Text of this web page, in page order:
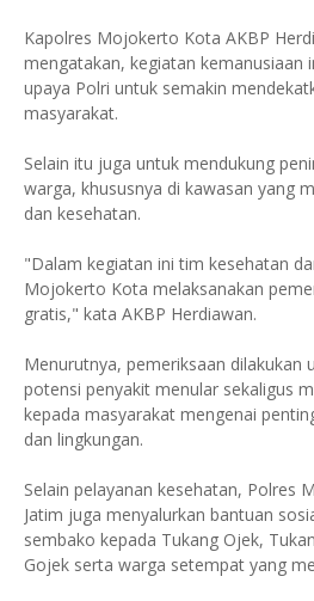
Kapolres Mojokerto Kota AKBP
mengatakan, kegiatan kemanusiaan
upaya Polri untuk semakin
masyarakat.
Selain itu juga untuk mendukung
warga, khususnya di kawasan yang
dan kesehatan.
"Dalam kegiatan ini tim kesehatan
Mojokerto Kota melaksanakan
gratis," kata AKBP Herdiawan.
Menurutnya, pemeriksaan dilakukan
potensi penyakit menular sekaligus
kepada masyarakat mengenai
dan lingkungan.
Selain pelayanan kesehatan, Polres
Jatim juga menyalurkan bantuan
sembako kepada Tukang Ojek,
Gojek serta warga setempat yang